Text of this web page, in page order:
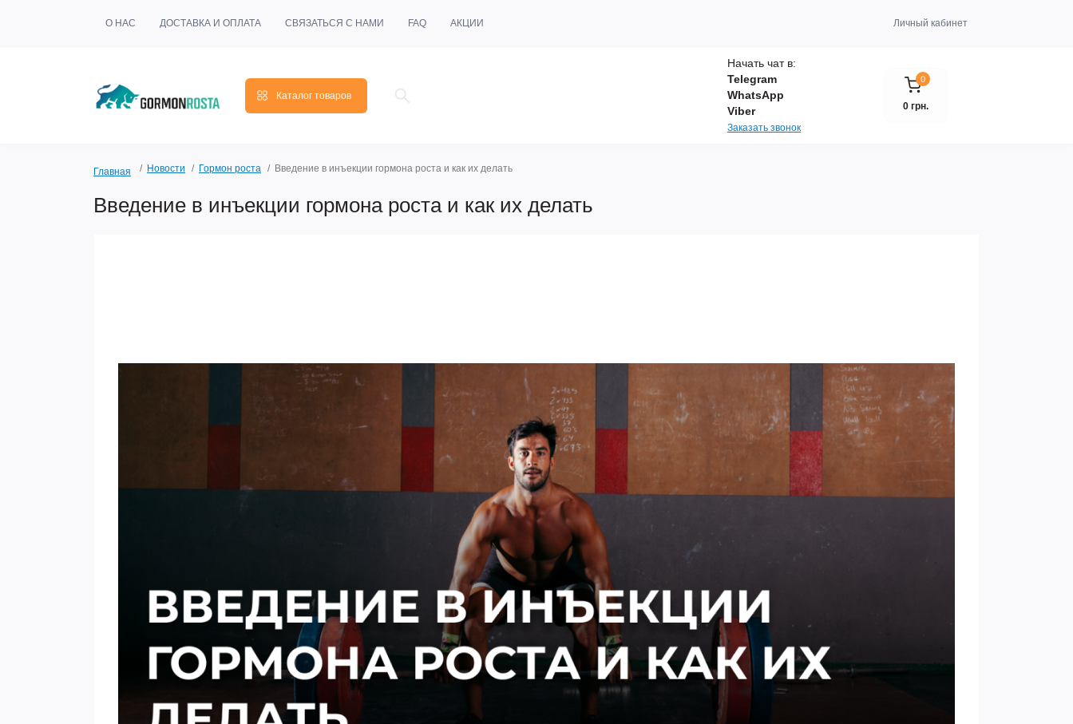
О НАС ДОСТАВКА И ОПЛАТА СВЯЗАТЬСЯ С НАМИ FAQ АКЦИИ Личный кабинет
Каталог товаров
Начать чат в:
Telegram
WhatsApp
Viber
Заказать звонок
0
0 грн.
Главная Новости Гормон роста Введение в инъекции гормона роста и как их делать
Введение в инъекции гормона роста и как их делать